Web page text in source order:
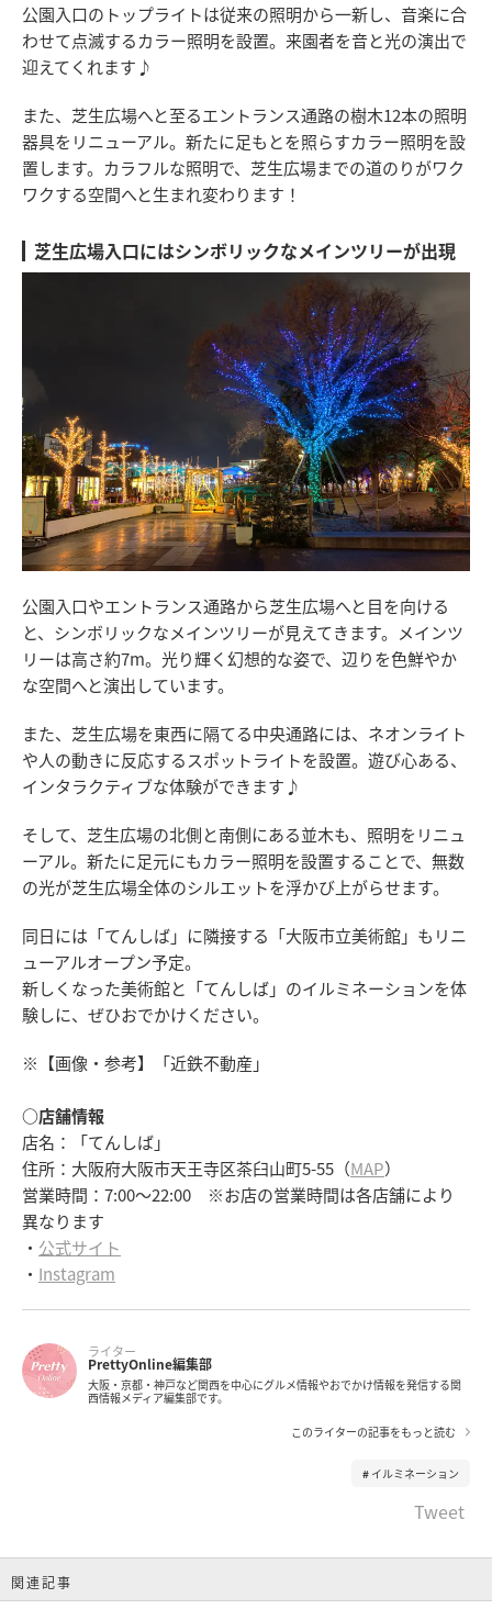
公園入口のトップライトは従来の照明から一新し、音楽に合
わせて点滅するカラー照明を設置。来園者を音と光の演出で
迎えてくれます♪
また、芝生広場へと至るエントランス通路の樹木12本の照明
器具をリニューアル。新たに足もとを照らすカラー照明を設
置します。カラフルな照明で、芝生広場までの道のりがワク
ワクする空間へと生まれ変わります！
芝生広場入口にはシンボリックなメインツリーが出現
公園入口やエントランス通路から芝生広場へと目を向ける
と、シンボリックなメインツリーが見えてきます。メインツ
リーは高さ約7m。光り輝く幻想的な姿で、辺りを色鮮やか
な空間へと演出しています。
また、芝生広場を東西に隔てる中央通路には、ネオンライト
や人の動きに反応するスポットライトを設置。遊び心ある、
インタラクティブな体験ができます♪
そして、芝生広場の北側と南側にある並木も、照明をリニュ
ーアル。新たに足元にもカラー照明を設置することで、無数
の光が芝生広場全体のシルエットを浮かび上がらせます。
同日には「てんしば」に隣接する「大阪市立美術館」もリニ
ューアルオープン予定。
新しくなった美術館と「てんしば」のイルミネーションを体
験しに、ぜひおでかけください。
※【画像・参考】「近鉄不動産」
○店舗情報
店名：「てんしば」
住所：大阪府大阪市天王寺区茶臼山町5-55（MAP）
営業時間：7:00～22:00 ※お店の営業時間は各店舗により
異なります
・ 公式サイト
・ Instagram
ライター
PrettyOnline編集部
大阪・京都・神戸など関西を中心にグルメ情報やおでかけ情報を発信する関
西情報メディア編集部です。
このライターの記事をもっと読む
イルミネーション
Tweet
関連記事